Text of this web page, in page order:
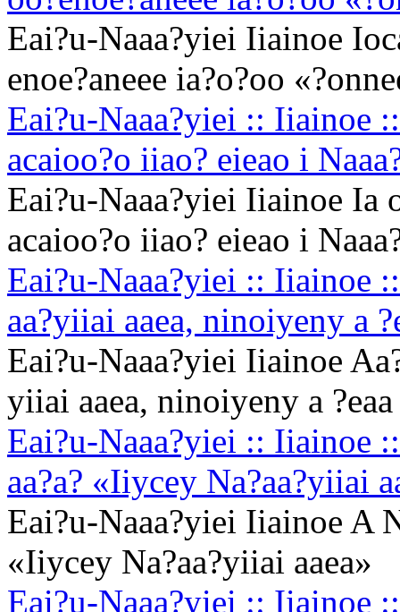
Eai?u-Naaa?yiei Iiainoe
enoe?aneee ia?o?oo
Eai?u-Naaa?yiei :: Iiainoe
acaioo?o iiao? eieao i
Eai?u-Naaa?yiei Iiainoe Ia
acaioo?o iiao? eieao i
Eai?u-Naaa?yiei :: Iiainoe
aa?yiiai aaea, ninoiyeny a
Eai?u-Naaa?yiei Iiainoe
yiiai aaea, ninoiyeny a ?eaa
Eai?u-Naaa?yiei :: Iiainoe
aa?a? «Iiycey Na?aa?yiiai
Eai?u-Naaa?yiei Iiainoe A
«Iiycey Na?aa?yiiai aaea»
Eai?u-Naaa?yiei :: Iiainoe